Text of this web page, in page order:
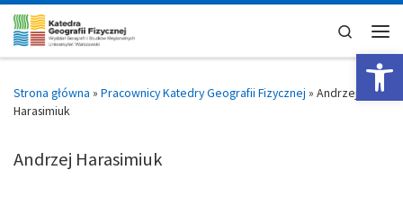
Skip to content
Search
Strona główna » Pracownicy Katedry Geografii Fizycznej » Andrzej
Harasimiuk
Andrzej Harasimiuk